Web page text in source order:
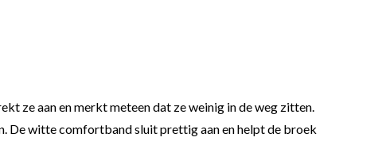
ze aan en merkt meteen dat ze weinig in de weg zitten.
De witte comfortband sluit prettig aan en helpt de broek